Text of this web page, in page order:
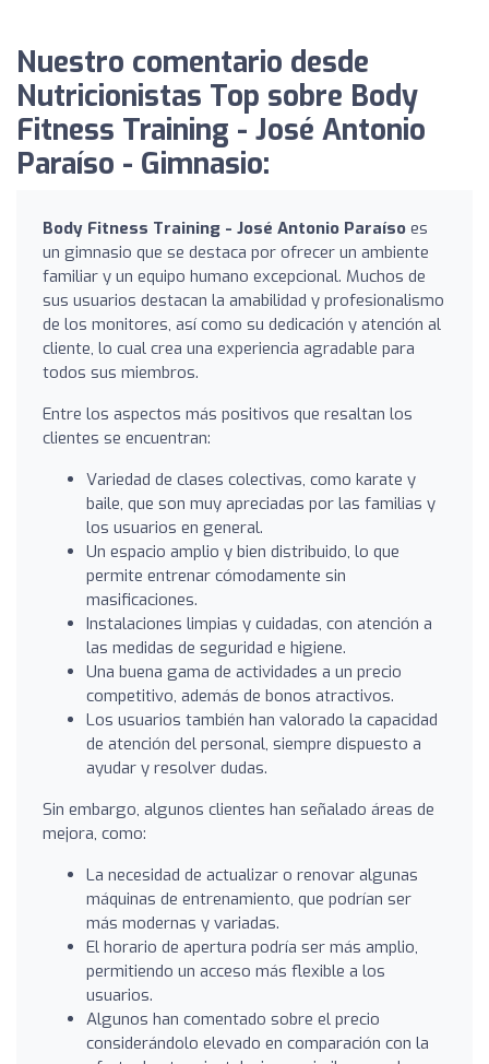
Nuestro comentario desde
Nutricionistas Top sobre Body
Fitness Training - José Antonio
Paraíso - Gimnasio:
Body Fitness Training - José Antonio Paraíso es
un gimnasio que se destaca por ofrecer un ambiente
familiar y un equipo humano excepcional. Muchos de
sus usuarios destacan la amabilidad y profesionalismo
de los monitores, así como su dedicación y atención al
cliente, lo cual crea una experiencia agradable para
todos sus miembros.
Entre los aspectos más positivos que resaltan los
clientes se encuentran:
Variedad de clases colectivas, como karate y
baile, que son muy apreciadas por las familias y
los usuarios en general.
Un espacio amplio y bien distribuido, lo que
permite entrenar cómodamente sin
masificaciones.
Instalaciones limpias y cuidadas, con atención a
las medidas de seguridad e higiene.
Una buena gama de actividades a un precio
competitivo, además de bonos atractivos.
Los usuarios también han valorado la capacidad
de atención del personal, siempre dispuesto a
ayudar y resolver dudas.
Sin embargo, algunos clientes han señalado áreas de
mejora, como:
La necesidad de actualizar o renovar algunas
máquinas de entrenamiento, que podrían ser
más modernas y variadas.
El horario de apertura podría ser más amplio,
permitiendo un acceso más flexible a los
usuarios.
Algunos han comentado sobre el precio
considerándolo elevado en comparación con la